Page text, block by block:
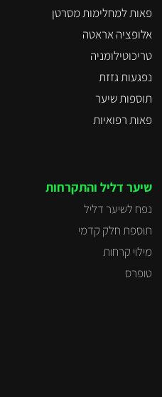
פאות למחלימות מסרטן
אלופציה אראטה
טריכוטילומניה
נפגעות גזזת
תוספות שיער
פאות רפואיות
שיער דליל והתקרחות
נפח לשיער דליל
תוספת חלק קדמי
מילוי קרחות
טופרס